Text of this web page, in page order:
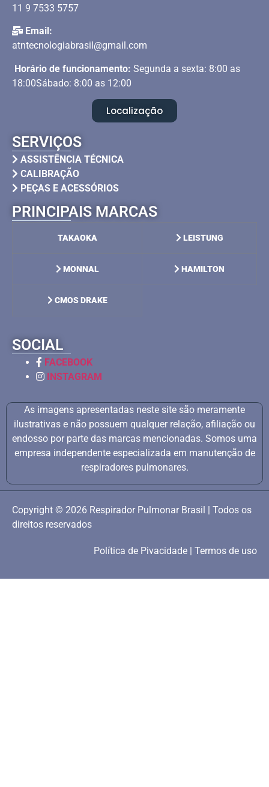
11 9 7533 5757
Email:
atntecnologiabrasil@gmail.com
Horário de funcionamento: Segunda a sexta: 8:00 as
18:00Sábado: 8:00 as 12:00
Localização
SERVIÇOS
ASSISTÊNCIA TÉCNICA
CALIBRAÇÃO
PEÇAS E ACESSÓRIOS
PRINCIPAIS MARCAS
TAKAOKA LEISTUNG
MONNAL HAMILTON
CMOS DRAKE
SOCIAL
FACEBOOK
INSTAGRAM
As imagens apresentadas neste site são meramente
ilustrativas e não possuem qualquer relação, afiliação ou
endosso por parte das marcas mencionadas. Somos uma
empresa independente especializada em manutenção de
respiradores pulmonares.
Copyright © 2026 Respirador Pulmonar Brasil | Todos os
direitos reservados
Política de Pivacidade | Termos de uso